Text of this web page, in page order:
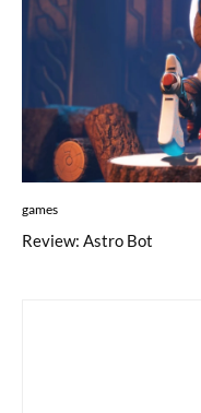
games
Review: Astro Bot